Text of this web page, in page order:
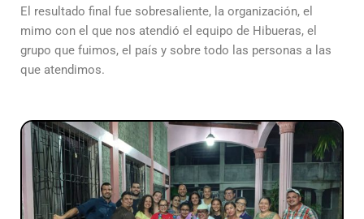
El resultado final fue sobresaliente, la organización, el
mimo con el que nos atendió el equipo de Hibueras, el
grupo que fuimos, el país y sobre todo las personas a las
que atendimos.